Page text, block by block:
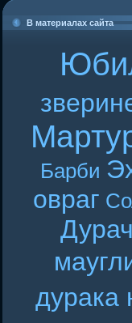
В материалах сайта
Барби
овраг
дурака